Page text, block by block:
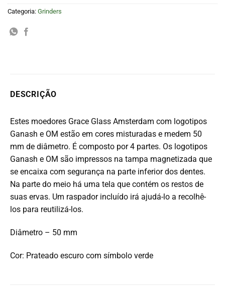
Categoria: Grinders
DESCRIÇÃO
Estes moedores Grace Glass Amsterdam com logotipos
Ganash e OM estão em cores misturadas e medem 50
mm de diâmetro. É composto por 4 partes. Os logotipos
Ganash e OM são impressos na tampa magnetizada que
se encaixa com segurança na parte inferior dos dentes.
Na parte do meio há uma tela que contém os restos de
suas ervas. Um raspador incluído irá ajudá-lo a recolhê-
los para reutilizá-los.
Diâmetro – 50 mm
Cor: Prateado escuro com símbolo verde